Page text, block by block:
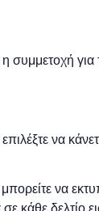
η συμμετοχή για
να
να
κάθε δελτίο